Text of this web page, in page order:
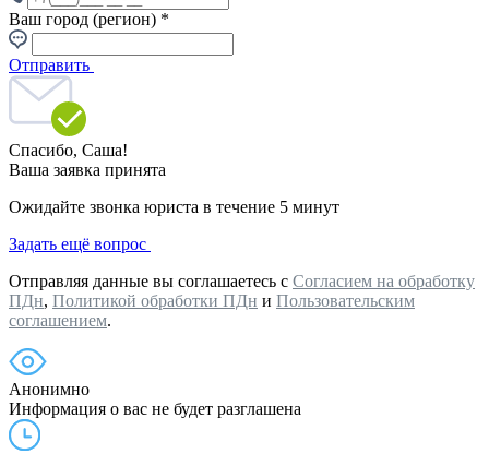
Ваш город (регион) *
Отправить
Спасибо, Саша!
Ваша заявка принята
Ожидайте звонка юриста в течение 5 минут
Задать ещё вопрос
Отправляя данные вы соглашаетесь с Согласием на обработку
ПДн, Политикой обработки ПДн и Пользовательским
соглашением.
Анонимно
Информация о вас не будет разглашена